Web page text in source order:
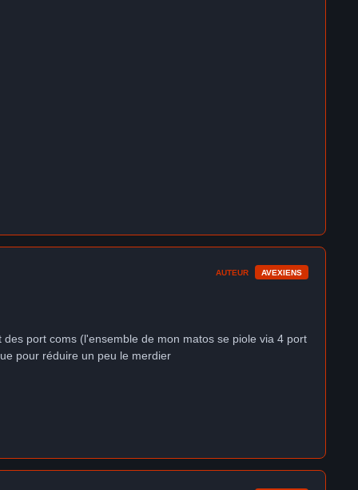
AUTEUR AVEXIENS
port coms (l'ensemble de mon matos se piole via 4 port
pour réduire un peu le merdier